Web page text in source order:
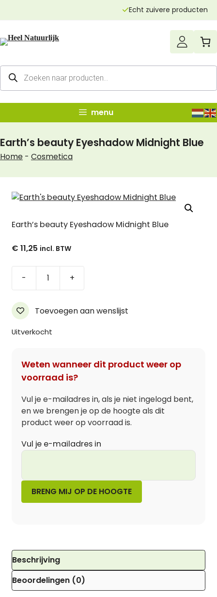
inhoud
Echt zuivere producten
Producten
zoeken
menu
Earth’s beauty Eyeshadow Midnight Blue
Home - Cosmetica
Earth’s beauty Eyeshadow Midnight Blue
€ 11,25
-
Midnight
Blue
aantal
+
Toevoegen aan wenslijst
Uitverkocht
Weten wanneer dit product weer op
voorraad is?
Vul je e-mailadres in, als je niet ingelogd bent,
en we brengen je op de hoogte als dit
product weer op voorraad is.
Vul je e-mailadres in
Beschrijving
Beoordelingen (0)